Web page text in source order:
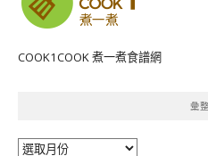
COOK1COOK 煮一煮食譜網
彙整
彙